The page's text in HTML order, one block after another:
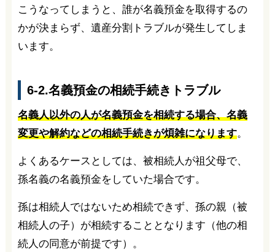
こうなってしまうと、誰が名義預金を取得するの
かが決まらず、遺産分割トラブルが発生してしま
います。
6-2.名義預金の相続手続きトラブル
名義人以外の人が名義預金を相続する場合、名義
変更や解約などの相続手続きが煩雑になります。
よくあるケースとしては、被相続人が祖父母で、
孫名義の名義預金をしていた場合です。
孫は相続人ではないため相続できず、孫の親（被
相続人の子）が相続することとなります（他の相
続人の同意が前提です）。